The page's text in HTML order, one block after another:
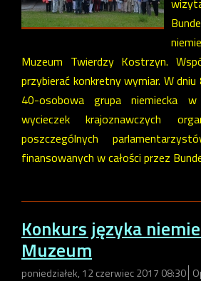
Muzeum Twierdzy Kostrzyn.
przybierać konkretny wymiar. W dniu
40-osobowa grupa niemiecka
wycieczek krajoznawczych
poszczególnych
finansowanych w całości przez
Konkurs języka
Muzeum
poniedziałek, 12 czerwiec 2017 08:30